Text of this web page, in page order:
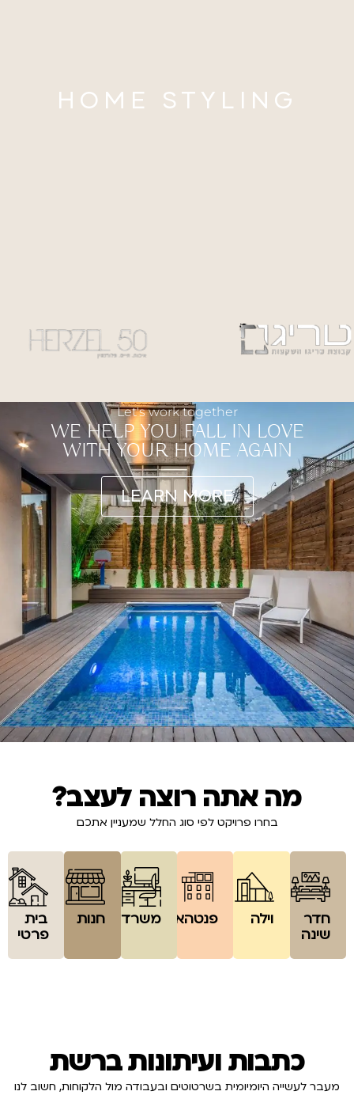
HOME STYLING
Let's work together
WE HELP YOU FALL IN LOVE
WITH YOUR HOME AGAIN
LEARN MORE
מה אתה רוצה לעצב?
בחרו פרויקט לפי סוג החלל שמעניין אתכם
חדר
שינה
וילה פנטהאוז משרד חנות
בית
פרטי
כתבות ועיתונות ברשת
מעבר לעשייה היומיומית בשרטוטים ובעבודה מול הלקוחות, חשוב לנו